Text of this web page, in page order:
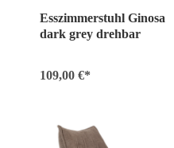
Esszimmerstuhl Ginosa
dark grey drehbar
109,00 €*